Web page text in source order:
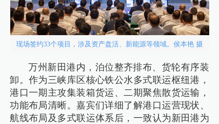
现场签约33个项目，涉及资产盘活、新能源等领域。侯本艳 摄
万州新田港内，泊位整齐排布、货轮有序装
卸。作为三峡库区核心铁公水多式联运枢纽港，
港口一期主攻集装箱货运、二期聚焦散货运输，
功能布局清晰。嘉宾们详细了解港口运营现状、
航线布局及多式联运体系后，一致认为新田港为